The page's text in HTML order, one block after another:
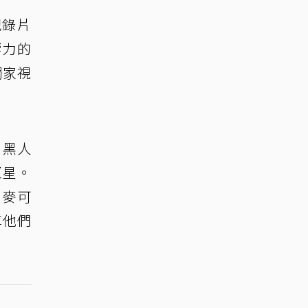
片
的
視
人
。
可
們